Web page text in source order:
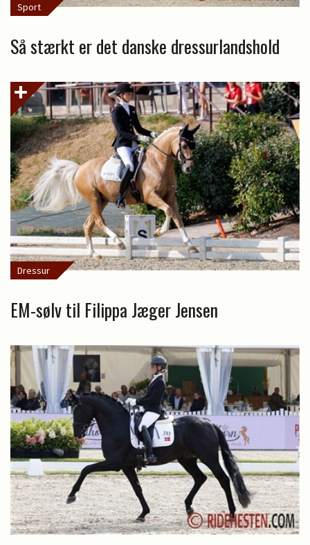
Sport
Så stærkt er det danske dressurlandshold
Dressur
EM-sølv til Filippa Jæger Jensen